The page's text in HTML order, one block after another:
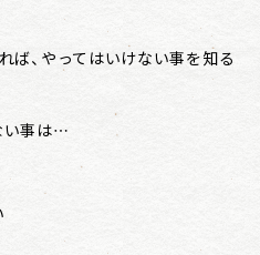
ば、やってはいけない事を知る
い事は…